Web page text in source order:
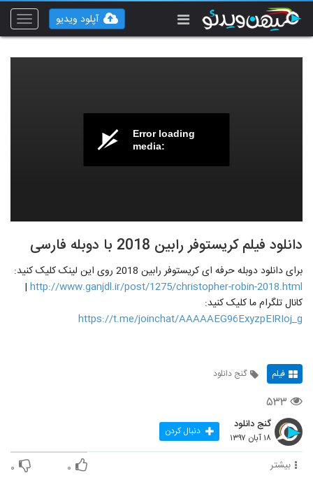
Toggle
آپلود ویدیو
Error loading
media:
دانلود فیلم کریستوفر رابین 2018 با دوبله فارسی
برای دانلود دوبله حرفه ای کریستوفر رابین 2018 روی این لینک کلیک کنید:
http://www.ganjdl.ir/post/1275/christopher-robin-2018.html
|
کانال تلگرام ما کلیک کنید:
https://t.me/joinchat/AAAAAEG96ExyzpEIRIoj_g
فیلم گنج دانلود
۵۳۳
گنج دانلود
۱۸ آبان ۱۳۹۷ دنبال کردن
بیشتر ۰ ۰